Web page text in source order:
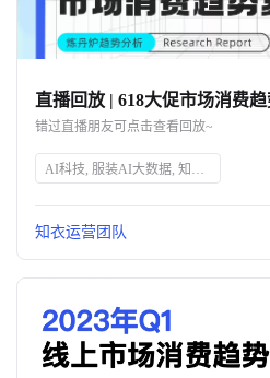
直播回放 | 618大促市场消费
错过直播朋友可点击查看回放~
AI科技, 服装AI大数据, 知衣科技, 头部企业, 人工智能, 服装行业, 数据分析, 技术创新, 智能解决方案, 时尚技术
知衣运营团队